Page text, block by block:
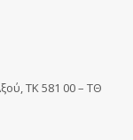
ΤΚ 581 00 – ΤΘ